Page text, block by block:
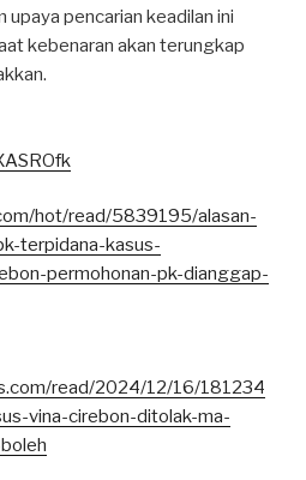
pencarian keadilan ini
kebenaran akan terungkap
hot/read/5839195/alasan-
terpidana-kasus-
permohonan-pk-dianggap-
read/2024/12/16/181234
vina-cirebon-ditolak-ma-